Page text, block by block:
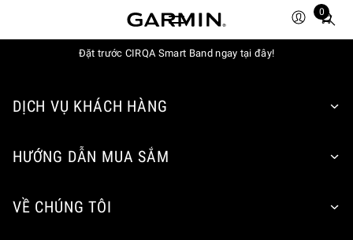
0
Total
items
Đặt trước CIRQA Smart Band ngay tại đây!
DỊCH VỤ KHÁCH HÀNG
HƯỚNG DẪN MUA SẮM
VỀ CHÚNG TÔI